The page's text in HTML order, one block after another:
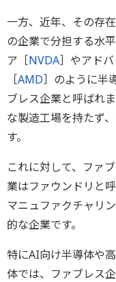
一方、近年、その存
の企業で分担する水
ア［NVDA］やアド
［AMD］のように半
ブレス企業と呼ばれ
な製造工場を持たず
す。
これに対して、ファ
業はファウンドリと
マニュファクチャリ
的な企業です。
特にAI向け半導体や
体では、ファブレス